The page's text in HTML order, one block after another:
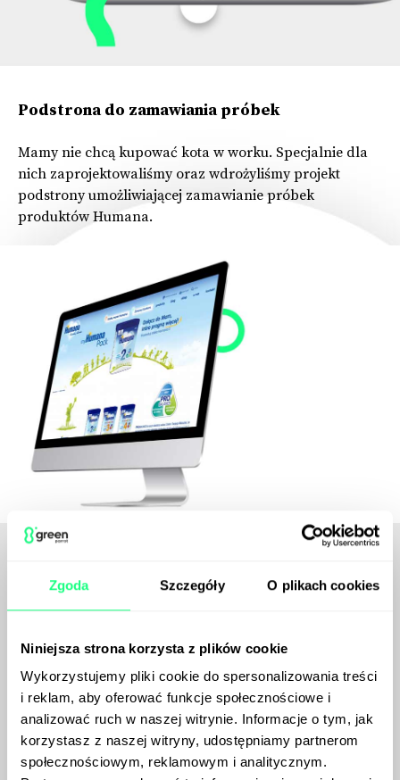
Zgoda Szczegóły O plikach cookies
Niniejsza strona korzysta z plików cookie
Wykorzystujemy pliki cookie do spersonalizowania treści
i reklam, aby oferować funkcje społecznościowe i
analizować ruch w naszej witrynie. Informacje o tym, jak
korzystasz z naszej witryny, udostępniamy partnerom
społecznościowym, reklamowym i analitycznym.
Podstrona do zamawiania próbek
Mamy nie chcą kupować kota w worku. Specjalnie dla
nich zaprojektowaliśmy oraz wdrożyliśmy projekt
podstrony umożliwiającej zamawianie próbek
produktów Humana.
stronie humana-baby.pl
produktowa o konkretnym zastosowaniu w danej
sytuacji (np. kolki, niedoboru ważnych witamin).
Projekty graficzne podstron, które przygotowaliśmy dla
produktów Humana Benelife AColic oraz D3+DHA w
sposób jasny i czytelny komunikują właściwości
suplementów i bezpośrednio nawiązują do małych-